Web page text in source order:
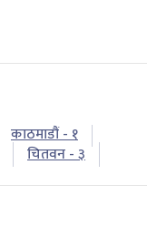
काठमाडौं - १
चितवन - ३